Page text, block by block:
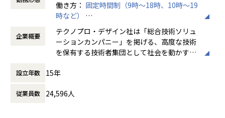
搬送設備の故障対応・定期整備（大手電機メーカー系）
産業ロボット保全・稼働率改善支援（工作機械メーカー）
工作機械の点検・修理対応（化学系製造メーカー）
※案件は随時変動します。ご希望の業種・テーマをお聞きし
た上でマッチングいたします。
【募集概要】
搬送設備・工作機械・産業ロボットなどの保全業務をご担当
働き方： 固定時間制（9時～18時、10時～19
時など）
時間外労働の有無： 有（月平均20時間）
休憩時間： 60分
企業概要
テクノプロ・デザイン社は「総合技術ソリュ
ーションカンパニー」を掲げる、高度な技術
を保有する技術者集団として社会を動かすこ
に渡ります。いわゆる技術者派遣と呼ばれ
設立年数 15年
従業員数 24,596人